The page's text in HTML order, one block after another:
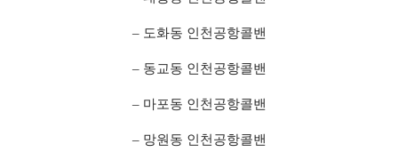
– 도화동 인천공항콜밴
– 동교동 인천공항콜밴
– 마포동 인천공항콜밴
– 망원동 인천공항콜밴